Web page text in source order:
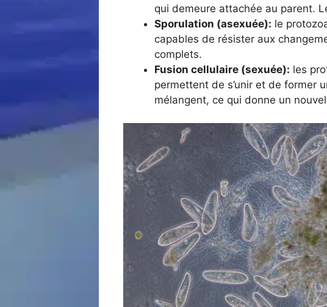
qui demeure attachée au parent.
Sporulation (asexuée): le
capables de résister aux
complets.
Fusion cellulaire (sexuée): les
permettent de s’unir et de former
mélangent, ce qui donne un